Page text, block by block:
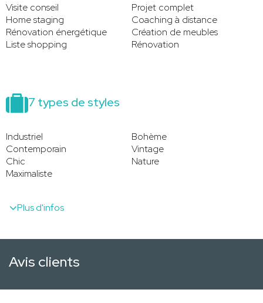
7 types de styles
Industriel
Bohème
Contemporain
Vintage
Chic
Nature
Maximaliste
Visite conseil
Projet complet
Home staging
Coaching à distance
Rénovation énergétique
Création de meubles
Liste shopping
Rénovation
Plus d'infos
Avis clients